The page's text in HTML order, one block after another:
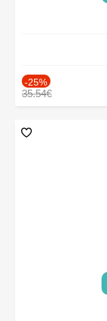
-25%
35.54€